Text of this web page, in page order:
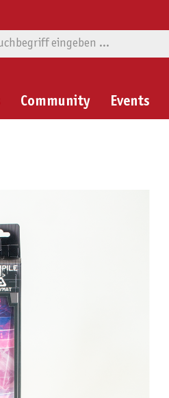
Community Events